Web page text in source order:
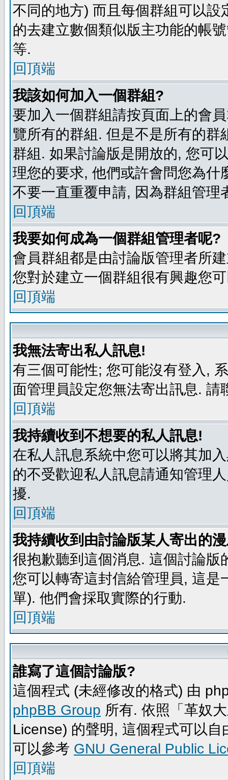
不同的地方) 而且每個群組可以
的去建立數個類似版主功能的帳
等.
回頂端
我該如何加入一個群組?
要加入一個群組請按頁面上的會
覽所有的群組. 但是不是所有的
群組. 如果討論版是開放的, 您可
理您的要求, 他們或許會問您為
不要一直重覆申請, 因為群組管理
回頂端
我要如何成為一個群組管理者呢?
會員群組都是由討論版管理者所
您對於建立一個群組很有興趣您
回頂端
我無法寄出私人訊息!
有三個可能性; 您可能沒有登入,
面管理員設定您無法寄出訊息. 請
回頂端
我持續收到不想要的私人訊息!
在私人訊息系統中您可以將其加
的不受歡迎私人訊息請通知管理
擾.
回頂端
我持續收到由討論版某人寄出的
很抱歉聽到這個消息. 這個討論
您可以轉寄這封信給管理員, 這
單). 他們會採取實際的行動.
回頂端
誰寫了這個討論版?
這個程式 (未經修改的格式) 由
phpBB Group 所有. 依照「革奴
License) 的聲明, 這個程式可以
可以參考 GNU General Public
回頂端